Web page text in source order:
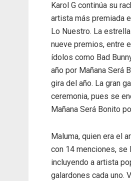
Karol G continúa su
artista más premiada
Lo Nuestro. La
nueve premios, entre
ídolos como Bad
año por Mañana Será
gira del año. La gran
ceremonia, pues se
Mañana Será Bonito
Maluma, quien era el
con 14 menciones, se
incluyendo a artista
galardones cada uno.